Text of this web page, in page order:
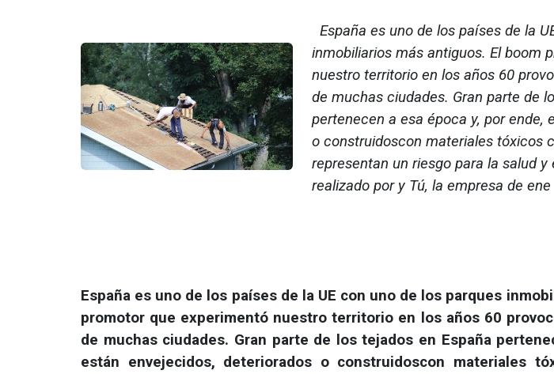
España es uno de los países de la
inmobiliarios más antiguos. El boom
nuestro territorio en los años 60
de muchas ciudades. Gran parte de
pertenecen a esa época y, por ende,
o construidoscon materiales tóxicos
representan un riesgo para la salud
realizado por y Tú, la empresa de ene
España es uno de los países de la UE con uno de los parques
promotor que experimentó nuestro territorio en los años 60
de muchas ciudades. Gran parte de los tejados en España
están envejecidos, deteriorados o construidoscon materiales